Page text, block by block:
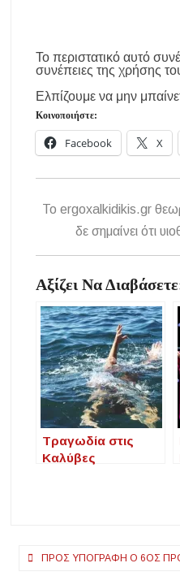
Το περιστατικό αυτό
συνέπειες της χρήσης
Ελπίζουμε να μην
Κοινοποιήστε:
Facebook X
To ergoxalkidikis.gr
δε σημαίνει ότι
Αξίζει Να
Τραγωδία στις
Καλύβες
Πλοήγηση
ΠΡΟΣ ΥΠΟΓΡΑΦΉ Ο 6ΟΣ